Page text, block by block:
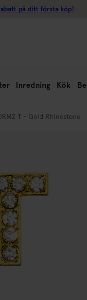
på ditt första köp!
Inredning Kök
T - Gold Rhinestone